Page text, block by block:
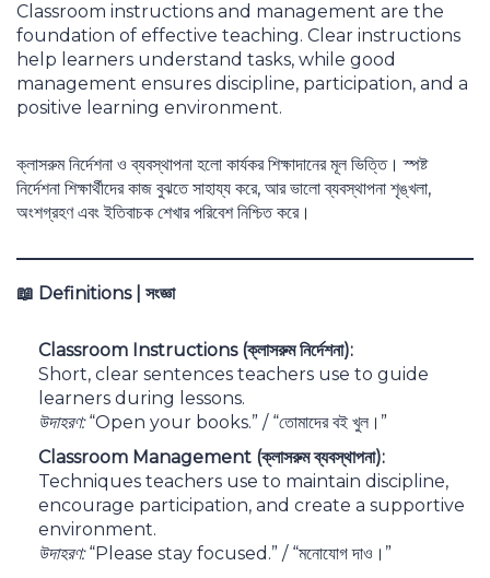
Classroom instructions and management are the
foundation of effective teaching. Clear instructions
help learners understand tasks, while good
management ensures discipline, participation, and a
positive learning environment.
ক্লাসরুম নির্দেশনা ও ব্যবস্থাপনা হলো কার্যকর শিক্ষাদানের মূল ভিত্তি। স্পষ্ট
নির্দেশনা শিক্ষার্থীদের কাজ বুঝতে সাহায্য করে, আর ভালো ব্যবস্থাপনা শৃঙ্খলা,
অংশগ্রহণ এবং ইতিবাচক শেখার পরিবেশ নিশ্চিত করে।
📖 Definitions | সংজ্ঞা
Classroom Instructions (ক্লাসরুম নির্দেশনা):
Short, clear sentences teachers use to guide
learners during lessons.
উদাহরণ:“Open your books.” / “তোমাদের বই খুল।”
Classroom Management (ক্লাসরুম ব্যবস্থাপনা):
Techniques teachers use to maintain discipline,
encourage participation, and create a supportive
environment.
উদাহরণ:“Please stay focused.” / “মনোযোগ দাও।”